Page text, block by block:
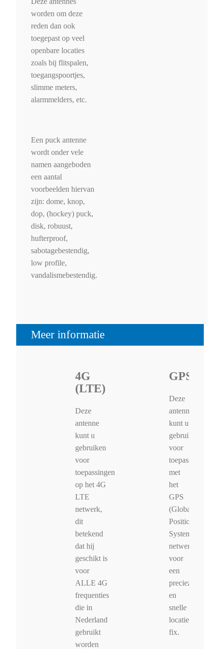
worden om deze
reden dan ook
toegepast op veel
openbare locaties
zoals bij flitspalen,
toegangspoortjes,
slimme meters,
alarmmelders, etc.
Een puck antenne
wordt onder vele
namen aangeboden
een aantal
voorbeelden hiervan
zijn: dome, knop,
dop, (hockey) puck,
disk, robuust,
hufterproof,
sabotagebestendig,
low profile,
vandalismebestendig.
Meer informatie
4G
(LTE)
Deze
antenne
kunt u
gebruiken
voor
toepassingen
op het 4G
LTE
netwerk,
dit
betekend
dat hij
geschikt is
voor
ALLE 4G
frequenties
die in
Nederland
gebruikt
worden
GPS/
Deze
antenne
kunt u
gebruiken
voor
toepassingen
met
het
GPS
(Global
Positioning
System)
netwerk
voor
een
precieze
en
snelle
locatie
fix.